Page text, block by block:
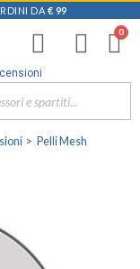
DA € 99
Pelli Mesh